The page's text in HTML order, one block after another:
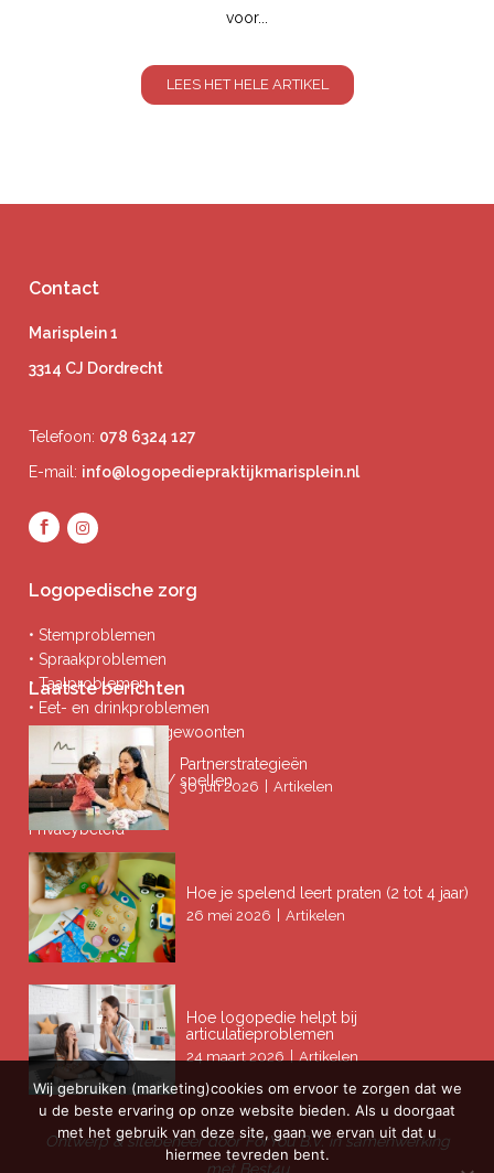
voor...
LEES HET HELE ARTIKEL
Contact
Marisplein 1
3314 CJ Dordrecht
Telefoon: 078 6324 127
E-mail: info@logopediepraktijkmarisplein.nl
Logopedische zorg
• Stemproblemen
• Spraakproblemen
• Taalproblemen
• Eet- en drinkproblemen
• Afwijkende mondgewoonten
• Ademproblemen
• Problemen lezen / spellen
Privacybeleid
Laatste berichten
Partnerstrategieën
30 juli 2026 Artikelen
Hoe je spelend leert praten (2 tot 4 jaar)
26 mei 2026 Artikelen
Hoe logopedie helpt bij
articulatieproblemen
24 maart 2026 Artikelen
Ontwerp & sitebeheer doorForYou B.V.in samenwerking
met Best4u
Wij gebruiken (marketing)cookies om ervoor te zorgen dat we
u de beste ervaring op onze website bieden. Als u doorgaat
met het gebruik van deze site, gaan we ervan uit dat u
hiermee tevreden bent.